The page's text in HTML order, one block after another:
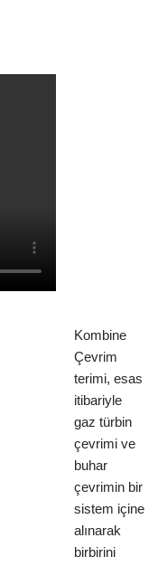
Kombine
Çevrim
terimi, esas
itibariyle
gaz türbin
çevrimi ve
buhar
çevrimin bir
sistem içine
alınarak
birbirini